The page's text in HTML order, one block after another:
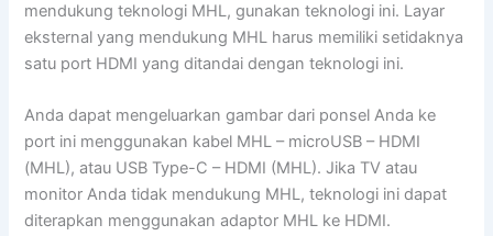
mendukung teknologi MHL, gunakan teknologi ini. Layar
eksternal yang mendukung MHL harus memiliki setidaknya
satu port HDMI yang ditandai dengan teknologi ini.
Anda dapat mengeluarkan gambar dari ponsel Anda ke
port ini menggunakan kabel MHL – microUSB – HDMI
(MHL), atau USB Type-C – HDMI (MHL). Jika TV atau
monitor Anda tidak mendukung MHL, teknologi ini dapat
diterapkan menggunakan adaptor MHL ke HDMI.